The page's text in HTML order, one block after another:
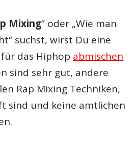
Mixing“ oder „Wie man
suchst, wirst Du eine
das Hiphop abmischen
sind sehr gut, andere
Rap Mixing Techniken,
sind und keine amtlichen